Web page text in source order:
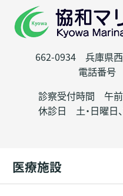
662-0934 兵庫県
電話番号
診察受付時間 午
休診日 土・日曜日
医療施設